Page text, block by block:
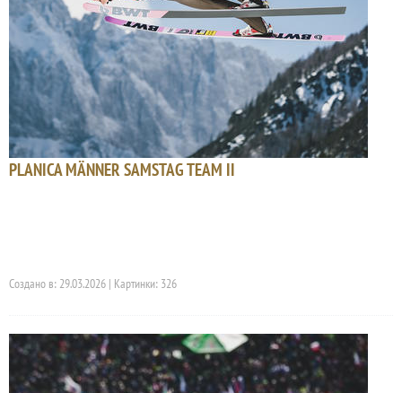
PLANICA MÄNNER SAMSTAG TEAM II
Создано в: 29.03.2026 | Картинки: 326